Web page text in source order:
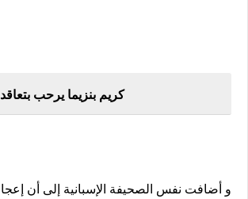
كريم بنزيما يرحب بتعاقد
و أضافت نفس الصحيفة الإسبانية إلى أن